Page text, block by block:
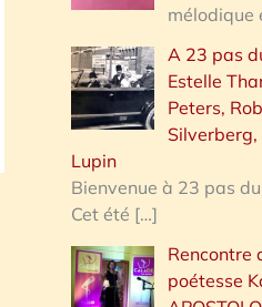
mélodique
A 23 pas
Estelle
Peters,
Silverberg,
Lupin
Bienvenue à 23 pas
Cet été […]
Rencontre
poétesse